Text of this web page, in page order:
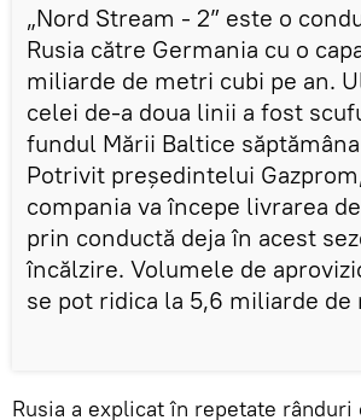
„Nord Stream - 2” este o
Rusia către Germania cu o
miliarde de metri cubi pe an.
celei de-a doua linii a fost
fundul Mării Baltice
Potrivit președintelui
compania va începe livrarea
prin conductă deja în acest
încălzire. Volumele de
se pot ridica la 5,6 miliarde de
Rusia a explicat în repetate rânduri